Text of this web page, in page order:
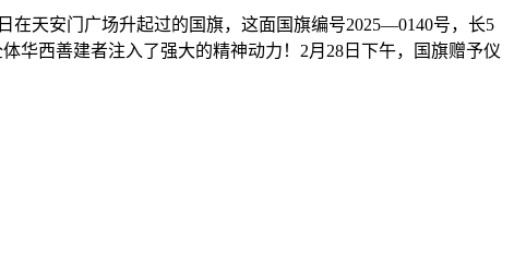
在天安门广场升起过的国旗，这面国旗编号2025—0140号，长5
华西善建者注入了强大的精神动力！2月28日下午，国旗赠予仪